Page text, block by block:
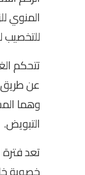
المنوي
للتخصيب
تتحكم
وهما
التبويض.
تعد